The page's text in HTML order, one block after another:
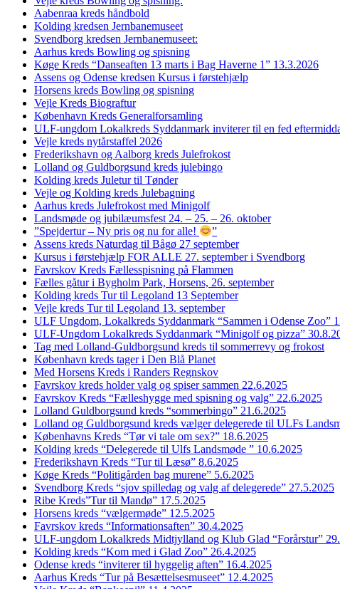
Aabenraa kreds håndbold
Kolding kredsen Jernbanemuseet
Svendborg kredsen Jernbanemuseet:
Aarhus kreds Bowling og spisning
Køge Kreds “Danseaften 13 marts i Bag Haverne 1” 13.3.2026
Assens og Odense kredsen Kursus i førstehjælp
Horsens kreds Bowling og spisning
Vejle Kreds Biograftur
København Kreds Generalforsamling
ULF-ungdom Lokalkreds Syddanmark inviterer til en fed
Vejle kreds nytårstaffel 2026
Frederikshavn og Aalborg kreds Julefrokost
Lolland og Guldborgsund kreds julebingo
Kolding kreds Juletur til Tønder
Vejle og Kolding kreds Julebagning
Aarhus kreds Julefrokost med Minigolf
Landsmøde og jubilæumsfest 24. – 25. – 26. oktober
”Spejdertur – Ny pris og nu for alle!
”
Assens kreds Naturdag til Bågø 27 september
Kursus i førstehjælp FOR ALLE 27. september i Svendborg
Favrskov Kreds Fællesspisning på Flammen
Fælles gåtur i Bygholm Park, Horsens, 26. september
Kolding kreds Tur til Legoland 13 September
Vejle kreds Tur til Legoland 13. september
ULF Ungdom, Lokalkreds Syddanmark “Sammen i Odense Zoo”
ULF-Ungdom Lokalkreds Syddanmark “Minigolf og pizza”
Tag med Lolland-Guldborgsund kreds til sommerrevy og frokost
København kreds tager i Den Blå Planet
Med Horsens Kreds i Randers Regnskov
Favrskov kreds holder valg og spiser sammen 22.6.2025
Favrskov Kreds “Fælleshygge med spisning og valg” 22.6.2025
Lolland Guldborgsund kreds “sommerbingo” 21.6.2025
Lolland og Guldborgsund kreds vælger delegerede til ULFs
Københavns Kreds “Tør vi tale om sex?” 18.6.2025
Kolding kreds “Delegerede til Ulfs Landsmøde ” 10.6.2025
Frederikshavn Kreds “Tur til Læsø” 8.6.2025
Køge Kreds “Politigården bag murene” 5.6.2025
Svendborg Kreds “sjov spilledag og valg af delegerede” 27.5.2025
Ribe Kreds”Tur til Mandø” 17.5.2025
Horsens kreds “vælgermøde” 12.5.2025
Favrskov kreds “Informationsaften” 30.4.2025
ULF-ungdom Lokalkreds Midtjylland og Klub Glad “Forårstur”
Kolding kreds “Kom med i Glad Zoo” 26.4.2025
Odense kreds “inviterer til hyggelig aften” 16.4.2025
Aarhus Kreds “Tur på Besættelsesmuseet” 12.4.2025